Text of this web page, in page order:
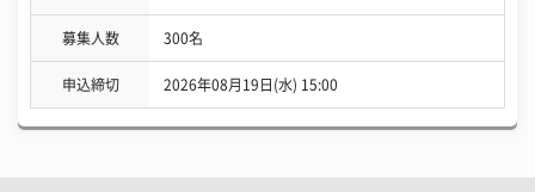
募集人数 300名
申込締切 2026年08月19日(水) 15:00